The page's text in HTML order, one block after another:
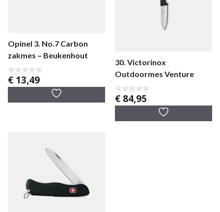
Opinel 3. No.7 Carbon
zakmes – Beukenhout
0
v
5
€ 13,49
30. Victorinox
Outdoormes Venture
0
v
5
€ 84,95